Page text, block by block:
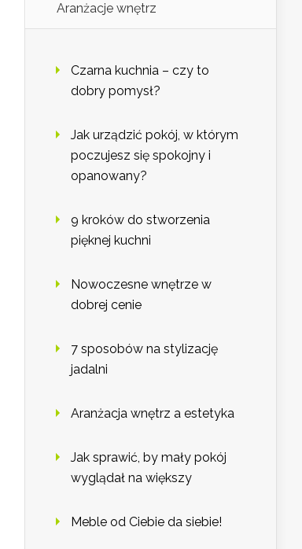
Aranżacje wnętrz
Czarna kuchnia – czy to
dobry pomysł?
Jak urządzić pokój, w którym
poczujesz się spokojny i
opanowany?
9 kroków do stworzenia
pięknej kuchni
Nowoczesne wnętrze w
dobrej cenie
7 sposobów na stylizację
jadalni
Aranżacja wnętrz a estetyka
Jak sprawić, by mały pokój
wyglądał na większy
Meble od Ciebie da siebie!